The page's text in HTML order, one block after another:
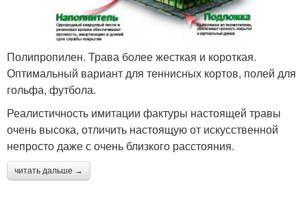
Полипропилен. Трава более жесткая и короткая.
Оптимальный вариант для теннисных кортов, полей для
гольфа, футбола.
Реалистичность имитации фактуры настоящей травы
очень высока, отличить настоящую от искусственной
непросто даже с очень близкого расстояния.
читать дальше →